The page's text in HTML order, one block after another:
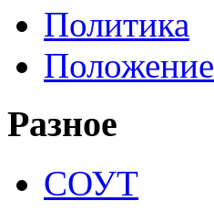
Политика
Положение
Разное
СОУТ